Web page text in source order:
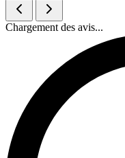
Chargement des avis...